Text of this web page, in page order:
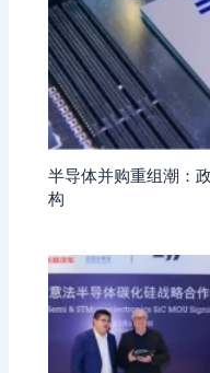
半导体并购重组潮：
构